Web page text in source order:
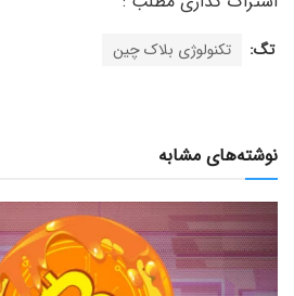
تگ: تکنولوژی بلاک چین
نوشته‌های مشابه